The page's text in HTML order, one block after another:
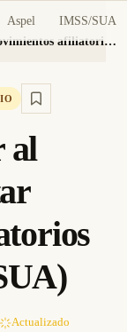
Aspel IMSS/SUA
Aspel NOI: Error al registrar o exportar movimientos afiliatorios al IMSS (IDSE / SUA)
al
Actualizado